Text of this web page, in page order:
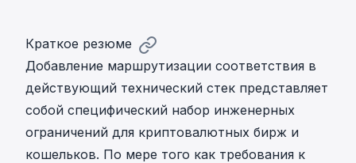
Краткое резюме
Добавление маршрутизации соответствия в
действующий технический стек представляет
собой специфический набор инженерных
ограничений для криптовалютных бирж и
кошельков. По мере того как требования к